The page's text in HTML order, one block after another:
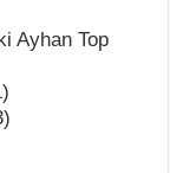
Ayhan Top